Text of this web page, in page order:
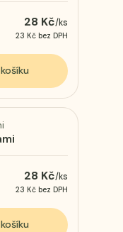
28 Kč/ks
23 Kč bez DPH
28 Kč/ks
23 Kč bez DPH